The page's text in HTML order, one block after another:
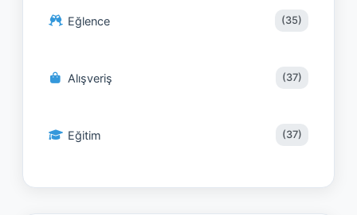
Eğlence (35)
Alışveriş (37)
Eğitim (37)